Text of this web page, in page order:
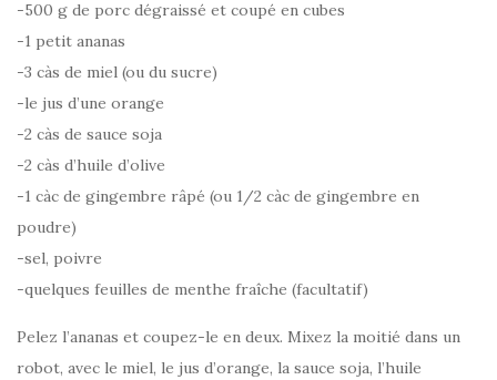
-500 g de porc dégraissé et coupé en cubes
-1 petit ananas
-3 càs de miel (ou du sucre)
-le jus d’une orange
-2 càs de sauce soja
-2 càs d’huile d’olive
-1 càc de gingembre râpé (ou 1/2 càc de gingembre en
poudre)
-sel, poivre
-quelques feuilles de menthe fraîche (facultatif)
Pelez l’ananas et coupez-le en deux. Mixez la moitié dans un
robot, avec le miel, le jus d’orange, la sauce soja, l’huile